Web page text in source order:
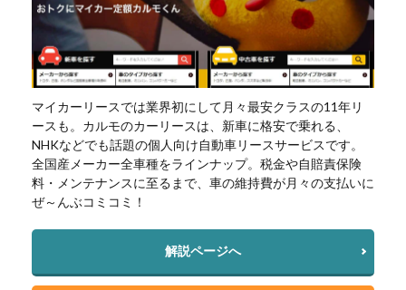
マイカーリースでは業界初にして月々最安クラスの11年リ
ースも。カルモのカーリースは、新車に格安で乗れる、
NHKなどでも話題の個人向け自動車リースサービスです。
全国産メーカー全車種をラインナップ。税金や自賠責保険
料・メンテナンスに至るまで、車の維持費が月々の支払いに
ぜ～んぶコミコミ！
解説ページへ